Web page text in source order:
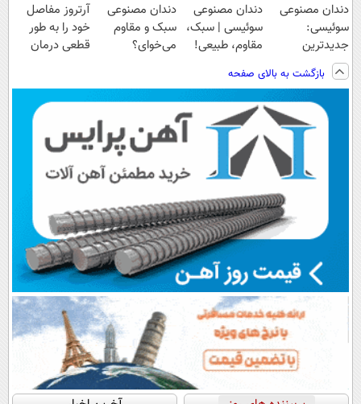
دندان مصنوعی
سوئیسی:
جدیدترین
فناوری اروپا،
سبک و مقاوم |
پرداخت قسطی
دندان مصنوعی
سوئیسی | سبک،
مقاوم، طبیعی!
رایگان+پرداخت
اقساطی😍
دندان مصنوعی
سبک و مقاوم
می‌خوای؟
📍تهران
آرتروز مفاصل
خود را به طور
قطعی درمان
بازگشت به بالای صفحه